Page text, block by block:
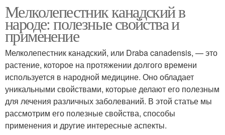
Мелколепестник канадский в
народе: полезные свойства и
применение
Мелколепестник канадский, или Draba canadensis, — это
растение, которое на протяжении долгого времени
используется в народной медицине. Оно обладает
уникальными свойствами, которые делают его полезным
для лечения различных заболеваний. В этой статье мы
рассмотрим его полезные свойства, способы
применения и другие интересные аспекты.